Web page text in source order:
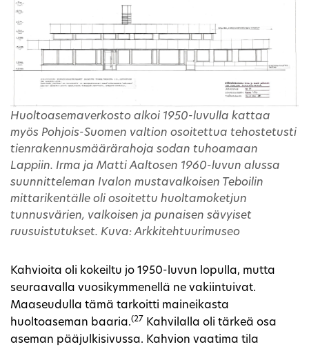
Huoltoasemaverkosto alkoi 1950-luvulla kattaa
myös Pohjois-Suomen valtion osoitettua tehostetusti
tienrakennusmäärärahoja sodan tuhoamaan
Lappiin. Irma ja Matti Aaltosen 1960-luvun alussa
suunnitteleman Ivalon mustavalkoisen Teboilin
mittarikentälle oli osoitettu huoltamoketjun
tunnusvärien, valkoisen ja punaisen sävyiset
ruusuistutukset. Kuva: Arkkitehtuurimuseo
Kahvioita oli kokeiltu jo 1950-luvun lopulla, mutta
seuraavalla vuosikymmenellä ne vakiintuivat.
Maaseudulla tämä tarkoitti maineikasta
huoltoaseman baaria.(27
Kahvilalla oli tärkeä osa
aseman pääjulkisivussa. Kahvion vaatima tila